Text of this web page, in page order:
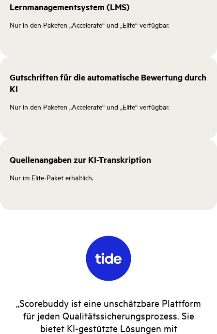
Lernmanagementsystem (LMS)
Nur in den Paketen „Accelerate“ und „Elite“ verfügbar.
Gutschriften für die automatische Bewertung durch
KI
Nur in den Paketen „Accelerate“ und „Elite“ verfügbar.
Quellenangaben zur KI-Transkription
Nur im Elite-Paket erhältlich.
„Scorebuddy ist eine unschätzbare Plattform
für jeden Qualitätssicherungsprozess. Sie
bietet KI-gestützte Lösungen mit